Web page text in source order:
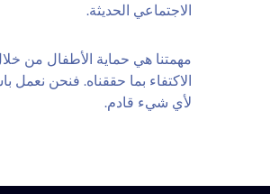
الاجتماعي الحديثة.
مهمتنا هي حماية الأطفال من
لأي شيء قادم.